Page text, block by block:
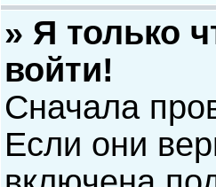
» Я только
войти!
Сначала
Если они